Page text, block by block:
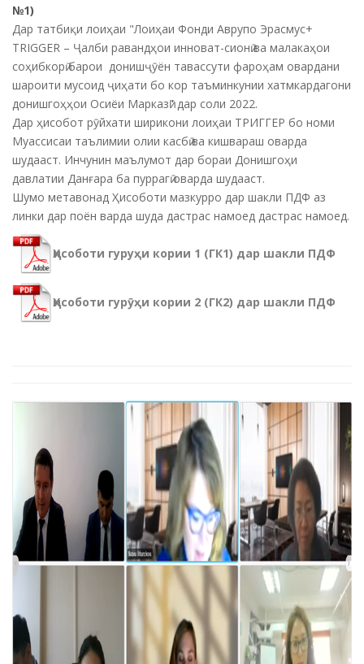
№1)
Дар татбиқи лоиҳаи "Лоиҳаи Фонди Аврупо Эрасмус+
TRIGGER – Ҷалби равандҳои инноват-сионӣ ва малакаҳои
соҳибкорӣ барои донишҷӯён тавассути фароҳам овардани
шароити мусоид ҷиҳати бо кор таъминкунии хатмкардагони
донишгоҳҳои Осиёи Марказӣ" дар соли 2022.
Дар ҳисобот рӯйхати ширикони лоиҳаи ТРИГГЕР бо номи
Муассисаи таълимии олии касбӣ ва кишвараш оварда
шудааст. Инчунин маълумот дар бораи Донишгоҳи
давлатии Данғара ба пуррагӣ оварда шудааст.
Шумо метавонад Ҳисоботи мазкурро дар шакли ПДФ аз
линки дар поён варда шуда дастрас намоед дастрас намоед.
Ҳисоботи гуруҳи кории 1 (ГК1) дар шакли ПДФ
Ҳисоботи гурӯҳи кории 2 (ГК2) дар шакли ПДФ